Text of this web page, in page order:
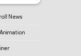
News